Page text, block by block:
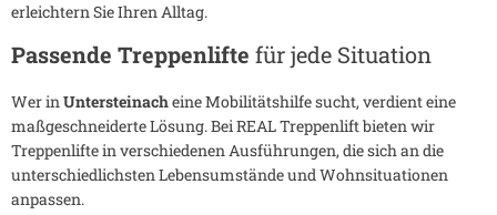
erleichtern Sie Ihren Alltag.
Passende Treppenlifte für jede Situation
Wer inUntersteinacheine Mobilitätshilfe sucht, verdient eine
maßgeschneiderte Lösung. Bei REAL Treppenlift bieten wir
Treppenlifte in verschiedenen Ausführungen, die sich an die
unterschiedlichsten Lebensumstände und Wohnsituationen
anpassen.